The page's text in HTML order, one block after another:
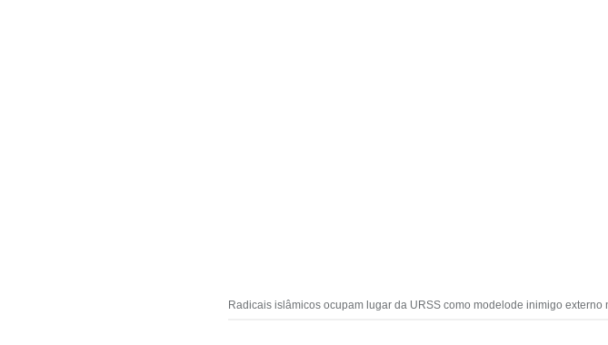
Radicais islâmicos ocupam lugar da URSS como modelode inimigo